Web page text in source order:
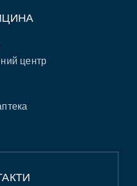
центр